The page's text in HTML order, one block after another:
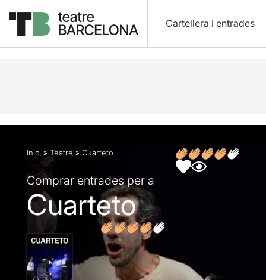
Cartellera i entrades
Descripció Fitxa artística Opinions
Inici » Teatre » Cuarteto
Comprar entrades per a
Cuarteto